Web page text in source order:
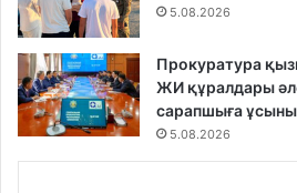
5.08.2026
Прокуратура
ЖИ құралдары
сарапшыға
5.08.2026